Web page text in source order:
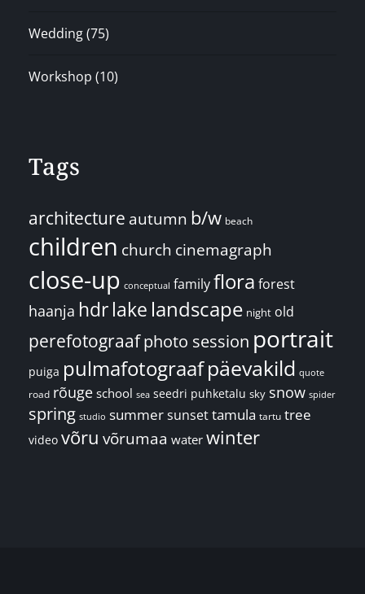
Wedding(75)
Workshop (10)
Tags
architecture autumn b/w beach
children church cinemagraph
close-up conceptual familyflora forest
haanja hdrlake landscape night old
perefotograafphoto session portrait
puiga pulmafotograafpäevakild quote
road rõuge school sea seedri puhketalu sky snow spider
spring studio summersunsettamula tartu tree
video võru võrumaa water winter